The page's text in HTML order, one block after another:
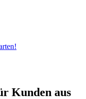
Kunden aus